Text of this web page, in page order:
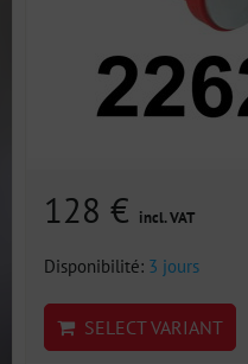
128 € incl. VAT
Disponibilité: 3 jours
SELECT VARIANT